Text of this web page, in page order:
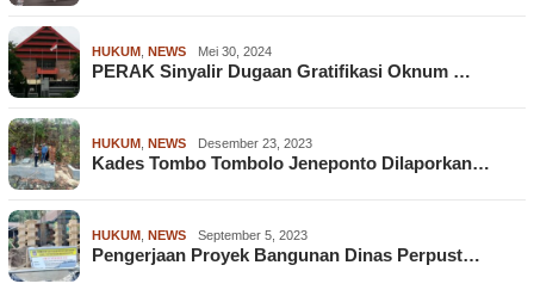
HUKUM NEWS Mei 30, 2024
PERAK Sinyalir Dugaan Gratifikasi Oknum …
HUKUM NEWS Desember 23, 2023
Kades Tombo Tombolo Jeneponto Dilaporkan…
HUKUM NEWS September 5, 2023
Pengerjaan Proyek Bangunan Dinas Perpust…